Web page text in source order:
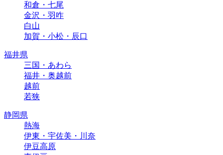
和倉・七尾
金沢・羽咋
白山
加賀・小松・辰口
福井県
三国・あわら
福井・奥越前
越前
若狭
静岡県
熱海
伊東・宇佐美・川奈
伊豆高原